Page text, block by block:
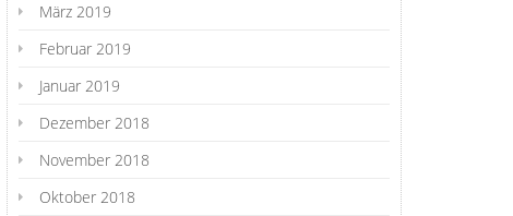
März 2019
Februar 2019
Januar 2019
Dezember 2018
November 2018
Oktober 2018